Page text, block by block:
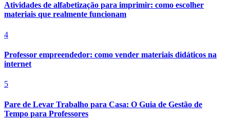
Atividades de alfabetização para imprimir: como escolher
materiais que realmente funcionam
4
Professor empreendedor: como vender materiais didáticos na
internet
5
Pare de Levar Trabalho para Casa: O Guia de Gestão de
Tempo para Professores